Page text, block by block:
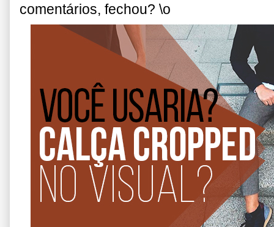
comentários, fechou? \o